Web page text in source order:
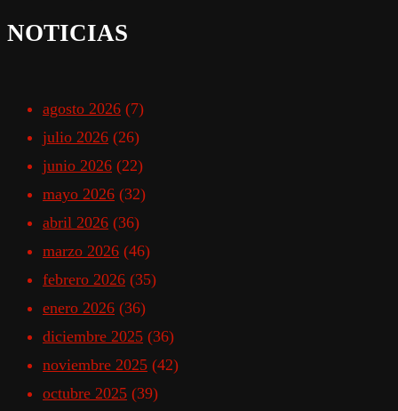
NOTICIAS
agosto 2026 (7)
julio 2026 (26)
junio 2026 (22)
mayo 2026 (32)
abril 2026 (36)
marzo 2026 (46)
febrero 2026 (35)
enero 2026 (36)
diciembre 2025 (36)
noviembre 2025 (42)
octubre 2025 (39)